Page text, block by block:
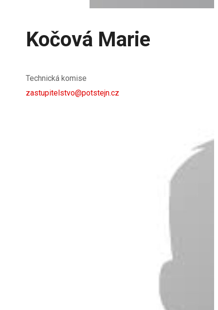
Kočová Marie
Technická komise
zastupitelstvo@potstejn.cz